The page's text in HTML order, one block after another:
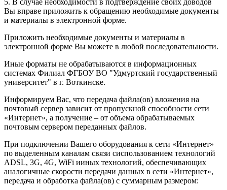
Вы вправе приложить к обращению необходимые документы
и материалы в электронной форме.
Приложить необходимые документы и материалы в
электронной форме Вы можете в любой последовательности.
Иные форматы не обрабатываются в информационных
системах Филиал ФГБОУ ВО "Удмуртский государственный
университет" в г. Воткинске.
Информируем Вас, что передача файла(ов) вложения на
почтовый сервер зависит от пропускной способности сети
«Интернет», а получение – от объема обрабатываемых
почтовым сервером переданных файлов.
При подключении Вашего оборудования к сети «Интернет»
по выделенным каналам связи сиспользованием технологий
ADSL, 3G, 4G, WiFi ииных технологий, обеспечивающих
аналогичные скорости передачи данных в сети «Интернет»,
передача и обработка файла(ов) с суммарным размером: